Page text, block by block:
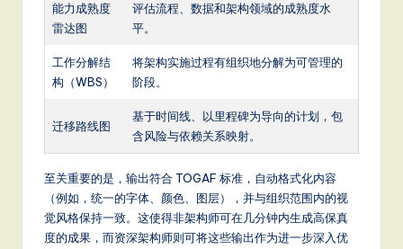
能力成熟度
雷达图
评估流程、数据和架构领域的成熟度水
平。
工作分解结
构（WBS）
将架构实施过程有组织地分解为可管理的
阶段。
迁移路线图
基于时间线、以里程碑为导向的计划，包
含风险与依赖关系映射。
至关重要的是，输出符合 TOGAF 标准，自动格式化内容
（例如，统一的字体、颜色、图层），并与组织范围内的视
觉风格保持一致。这使得非架构师可在几分钟内生成高保真
度的成果，而资深架构师则可将这些输出作为进一步深入优